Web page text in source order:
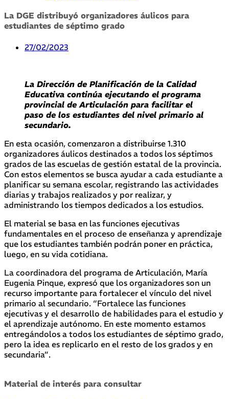
La DGE distribuyó organizadores áulicos para
estudiantes de séptimo grado
27/02/2023
La Dirección de Planificación de la Calidad
Educativa continúa ejecutando el programa
provincial de Articulación para facilitar el
paso de los estudiantes del nivel primario al
secundario.
En esta ocasión, comenzaron a distribuirse 1.310
organizadores áulicos destinados a todos los séptimos
grados de las escuelas de gestión estatal de la provincia.
Con estos elementos se busca ayudar a cada estudiante a
planificar su semana escolar, registrando las actividades
diarias y trabajos realizados y por realizar, y
administrando los tiempos dedicados a los estudios.
El material se basa en las funciones ejecutivas
fundamentales en el proceso de enseñanza y aprendizaje
que los estudiantes también podrán poner en práctica,
luego, en su vida cotidiana.
La coordinadora del programa de Articulación, María
Eugenia Pinque, expresó que los organizadores son un
recurso importante para fortalecer el vínculo del nivel
primario al secundario. “Fortalece las funciones
ejecutivas y el desarrollo de habilidades para el estudio y
el aprendizaje autónomo. En este momento estamos
entregándolos a todos los estudiantes de séptimo grado,
pero la idea es replicarlo en el resto de los grados y en
secundaria”.
Material de interés para consultar